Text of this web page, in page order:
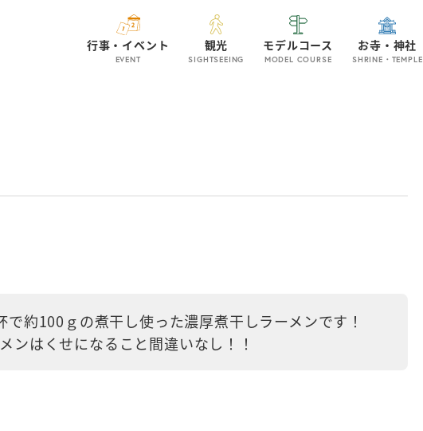
行事・イベント
EVENT
観光
SIGHTSEEING
モデルコース
MODEL COURSE
お寺・神社
SHRINE・TEMPLE
約100ｇの煮干し使った濃厚煮干しラーメンです！
ンはくせになること間違いなし！！